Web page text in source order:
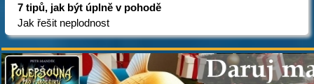
7 tipů, jak být úplně v pohodě
Jak řešit neplodnost